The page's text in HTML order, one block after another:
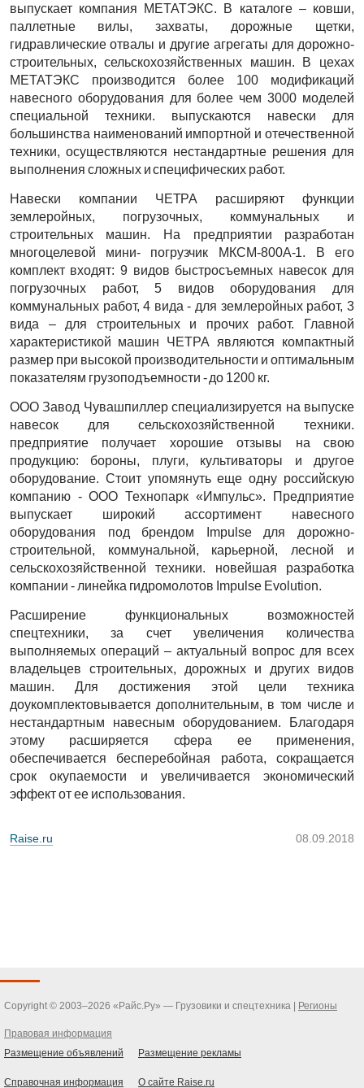
выпускает компания МЕТАТЭКС. В каталоге – ковши,
паллетные вилы, захваты, дорожные щетки,
гидравлические отвалы и другие агрегаты для дорожно-
строительных, сельскохозяйственных машин. В цехах
МЕТАТЭКС производится более 100 модификаций
навесного оборудования для более чем 3000 моделей
специальной техники. выпускаются навески для
большинства наименований импортной и отечественной
техники, осуществляются нестандартные решения для
выполнения сложных и специфических работ.
Навески компании ЧЕТРА расширяют функции
землеройных, погрузочных, коммунальных и
строительных машин. На предприятии разработан
многоцелевой мини- погрузчик МКСМ-800А-1. В его
комплект входят: 9 видов быстросъемных навесок для
погрузочных работ, 5 видов оборудования для
коммунальных работ, 4 вида - для землеройных работ, 3
вида – для строительных и прочих работ. Главной
характеристикой машин ЧЕТРА являются компактный
размер при высокой производительности и оптимальным
показателям грузоподъемности - до 1200 кг.
ООО Завод Чувашпиллер специализируется на выпуске
навесок для сельскохозяйственной техники.
предприятие получает хорошие отзывы на свою
продукцию: бороны, плуги, культиваторы и другое
оборудование. Стоит упомянуть еще одну российскую
компанию - ООО Технопарк «Импульс». Предприятие
выпускает широкий ассортимент навесного
оборудования под брендом Impulse для дорожно-
строительной, коммунальной, карьерной, лесной и
сельскохозяйственной техники. новейшая разработка
компании - линейка гидромолотов Impulse Evolution.
Расширение функциональных возможностей
спецтехники, за счет увеличения количества
выполняемых операций – актуальный вопрос для всех
владельцев строительных, дорожных и других видов
машин. Для достижения этой цели техника
доукомплектовывается дополнительным, в том числе и
нестандартным навесным оборудованием. Благодаря
этому расширяется сфера ее применения,
обеспечивается бесперебойная работа, сокращается
срок окупаемости и увеличивается экономический
эффект от ее использования.
Raise.ru 08.09.2018
Copyright © 2003–2026 «Райс.Ру» — Грузовики и спецтехника | Регионы
Правовая информация
Размещение объявлений
Размещение рекламы
Справочная информация О сайте Raise.ru